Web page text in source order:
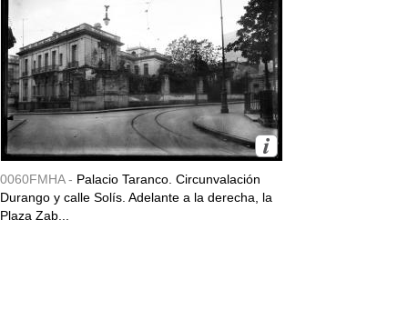
0060FMHA - Palacio Taranco. Circunvalación
Durango y calle Solís. Adelante a la derecha, la
Plaza Zab...